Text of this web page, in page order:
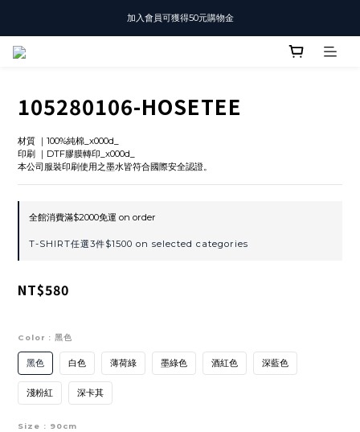
T-SHIRT任選3件$1500
加入會員可獲得50元購物金
105280106-HOSETEE
材質 ｜100%純棉_x000d_
印刷 ｜DTF膠膜轉印_x000d_
本公司服裝印刷使用之墨水皆符合國際安全認證。
全館消費滿$2000免運 on order
T-SHIRT任選3件$1500 on selected categories
NT$580
Color : 黑色
黑色 白色 薄荷綠 墨綠色 酒紅色 深藍色
淺粉紅 深卡其
Size : 90cm